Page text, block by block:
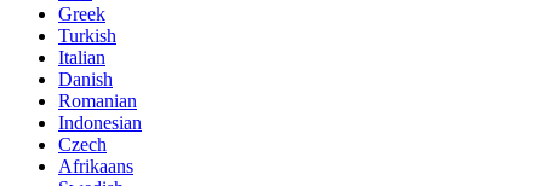
Greek
Turkish
Italian
Danish
Romanian
Indonesian
Czech
Afrikaans